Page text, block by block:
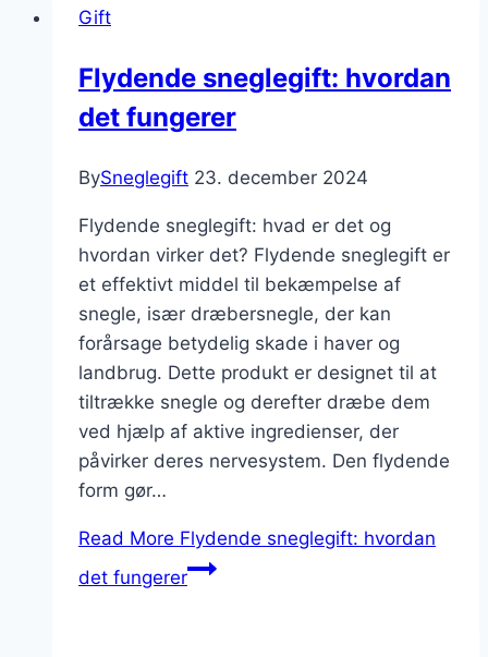
Gift
Flydende sneglegift: hvordan
det fungerer
BySneglegift 23. december 2024
Flydende sneglegift: hvad er det og
hvordan virker det? Flydende sneglegift er
et effektivt middel til bekæmpelse af
snegle, især dræbersnegle, der kan
forårsage betydelig skade i haver og
landbrug. Dette produkt er designet til at
tiltrække snegle og derefter dræbe dem
ved hjælp af aktive ingredienser, der
påvirker deres nervesystem. Den flydende
form gør…
Read More Flydende sneglegift: hvordan
det fungerer